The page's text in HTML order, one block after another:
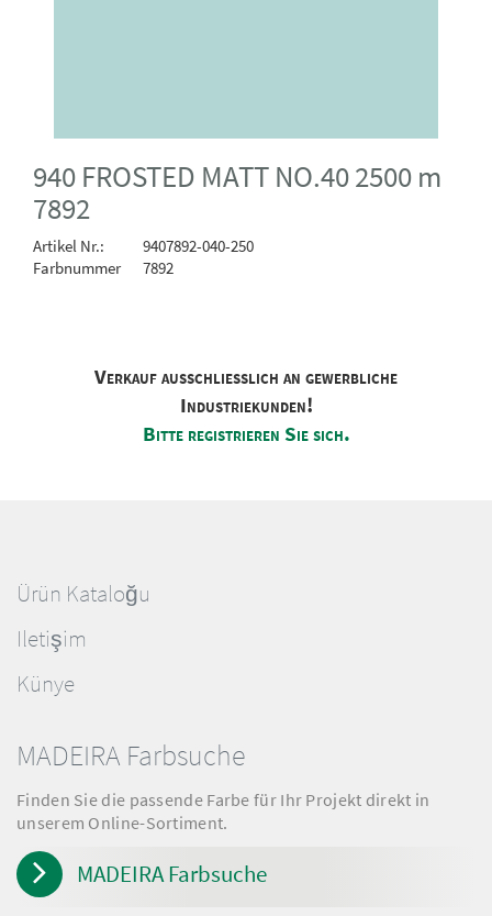
940 FROSTED MATT NO.40 2500 m
7892
Artikel Nr.:
9407892-040-250
Farbnummer
7892
Verkauf ausschliesslich an gewerbliche
Industriekunden!
Bitte registrieren Sie sich.
Ürün Kataloğu
Iletişim
Künye
MADEIRA Farbsuche
Finden Sie die passende Farbe für Ihr Projekt direkt in
unserem Online-Sortiment.
MADEIRA Farbsuche